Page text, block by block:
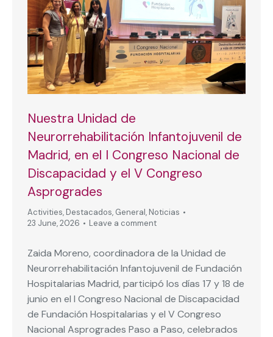
Nuestra Unidad de
Neurorrehabilitación Infantojuvenil de
Madrid, en el I Congreso Nacional de
Discapacidad y el V Congreso
Asprogrades
Activities, Destacados, General, Noticias
23 June, 2026
Leave a comment
Zaida Moreno, coordinadora de la Unidad de
Neurorrehabilitación Infantojuvenil de Fundación
Hospitalarias Madrid, participó los días 17 y 18 de
junio en el I Congreso Nacional de Discapacidad
de Fundación Hospitalarias y el V Congreso
Nacional Asprogrades Paso a Paso, celebrados